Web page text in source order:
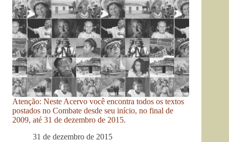
Atenção: Neste Acervo você encontra todos os textos
postados no Combate desde seu início, no final de
2009, até 31 de dezembro de 2015.
31 de dezembro de 2015